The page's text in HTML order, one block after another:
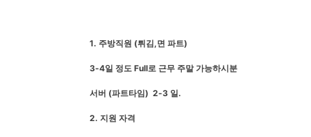
1. 주방직원 (튀김,면 파트)
3-4일 정도 Full로 근무 주말 가능하시분
서버 (파트타임) 2-3 일.
2. 지원 자격